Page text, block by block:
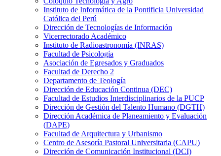
Instituto de Informática de la Pontificia Universidad
Católica del Perú
Dirección de Tecnologías de Información
Vicerrectorado Académico
Instituto de Radioastronomía (INRAS)
Facultad de Psicología
Asociación de Egresados y Graduados
Facultad de Derecho 2
Departamento de Teología
Dirección de Educación Continua (DEC)
Facultad de Estudios Interdisciplinarios de la PUCP
Dirección de Gestión del Talento Humano (DGTH)
Dirección Académica de Planeamiento y Evaluación
(DAPE)
Facultad de Arquitectura y Urbanismo
Centro de Asesoría Pastoral Universitaria (CAPU)
Dirección de Comunicación Institucional (DCI)